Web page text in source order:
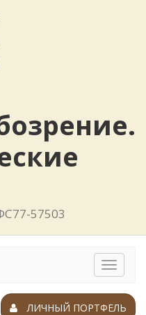
57503
Toggle
ЛИЧНЫЙ ПОРТФЕЛЬ